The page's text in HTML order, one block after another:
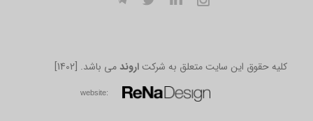
[1402] .کلیه حقوق این سایت متعلق به شرکت اروندمی باشد
w​​​​​​​ebsite: